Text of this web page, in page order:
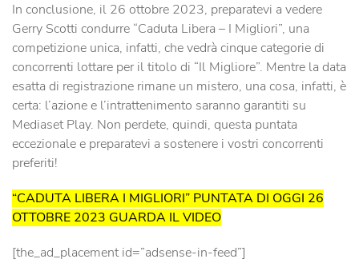
In conclusione, il 26 ottobre 2023, preparatevi a vedere
Gerry Scotti condurre “Caduta Libera – I Migliori”, una
competizione unica, infatti, che vedrà cinque categorie di
concorrenti lottare per il titolo di “Il Migliore”. Mentre la data
esatta di registrazione rimane un mistero, una cosa, infatti, è
certa: l’azione e l’intrattenimento saranno garantiti su
Mediaset Play. Non perdete, quindi, questa puntata
eccezionale e preparatevi a sostenere i vostri concorrenti
preferiti!
“CADUTA LIBERA I MIGLIORI” PUNTATA DI OGGI 26
OTTOBRE 2023 GUARDA IL VIDEO
[the_ad_placement id=”adsense-in-feed”]